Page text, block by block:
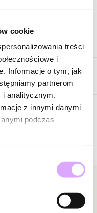
cookie
treści
i
Informacje o tym, jak
partnerom
i analitycznym.
z innymi danymi
podczas
charakteru. Ta
powierzchnią,
że światło odbija się
naturalnymi
przyciąga uwagę
stając się głównym
elegancji –
robić wrażenie.